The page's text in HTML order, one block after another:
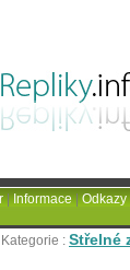
Kategorie : Střelné
|Informace|Odkazy